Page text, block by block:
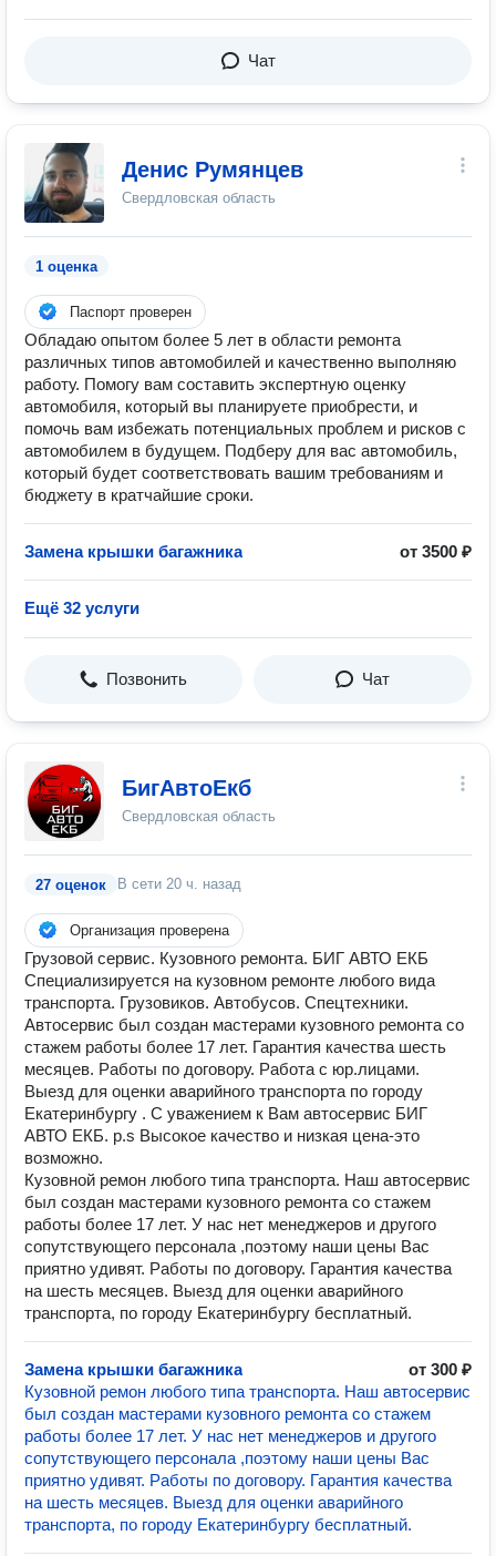
Чат
Денис Румянцев
Свердловская область
1 оценка
Паспорт проверен
Обладаю опытом более 5 лет в области ремонта
различных типов автомобилей и качественно выполняю
работу. Помогу вам составить экспертную оценку
автомобиля, который вы планируете приобрести, и
помочь вам избежать потенциальных проблем и рисков с
автомобилем в будущем. Подберу для вас автомобиль,
который будет соответствовать вашим требованиям и
бюджету в кратчайшие сроки.
Замена крышки багажника от 3500 ₽
Ещё 32 услуги
Позвонить Чат
БигАвтоЕкб
Свердловская область
27 оценок В сети 20 ч. назад
Организация проверена
Грузовой сервис. Кузовного ремонта. БИГ АВТО ЕКБ
Специализируется на кузовном ремонте любого вида
транспорта. Грузовиков. Автобусов. Спецтехники.
Автосервис был создан мастерами кузовного ремонта со
стажем работы более 17 лет. Гарантия качества шесть
месяцев. Работы по договору. Работа с юр.лицами.
Выезд для оценки аварийного транспорта по городу
Екатеринбургу . С уважением к Вам автосервис БИГ
АВТО ЕКБ. p.s Высокое качество и низкая цена-это
возможно.
Кузовной ремон любого типа транспорта. Наш автосервис
был создан мастерами кузовного ремонта со стажем
работы более 17 лет. У нас нет менеджеров и другого
сопутствующего персонала ,поэтому наши цены Вас
приятно удивят. Работы по договору. Гарантия качества
на шесть месяцев. Выезд для оценки аварийного
транспорта, по городу Екатеринбургу бесплатный.
Замена крышки багажника
от 300 ₽
Кузовной ремон любого типа транспорта. Наш автосервис
был создан мастерами кузовного ремонта со стажем
работы более 17 лет. У нас нет менеджеров и другого
сопутствующего персонала ,поэтому наши цены Вас
приятно удивят. Работы по договору. Гарантия качества
на шесть месяцев. Выезд для оценки аварийного
транспорта, по городу Екатеринбургу бесплатный.